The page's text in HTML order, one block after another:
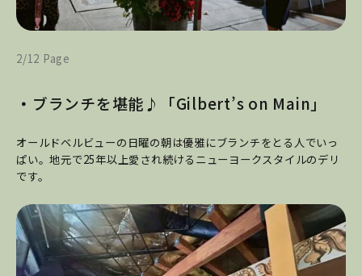
2/12 Page
・ ブランチを堪能♪「Gilbert’s on Main」
オールドベルビューの日曜の朝は優雅にブランチをとる人でいっ
ぱい。地元で25年以上愛され続けるニューヨークスタイルのデリ
です。